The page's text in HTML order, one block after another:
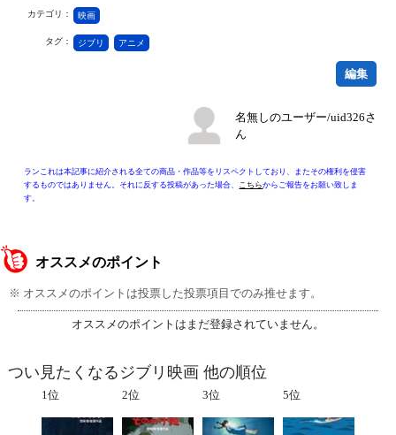
カテゴリ： 映画
タグ： ジブリ アニメ
編集
名無しのユーザー/uid326さ
ん
ランこれは本記事に紹介される全ての商品・作品等をリスペクトしており、またその権利を侵害
するものではありません。それに反する投稿があった場合、 こちらからご報告をお願い致しま
す。
オススメのポイント
※ オススメのポイントは投票した投票項目でのみ推せます。
オススメのポイントはまだ登録されていません。
つい見たくなるジブリ映画 他の順位
1位 2位 3位 5位